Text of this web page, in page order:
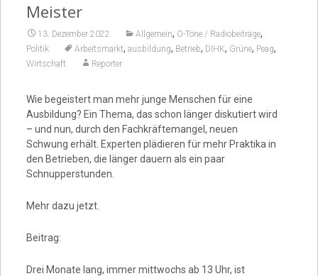
Meister
13. Dezember 2022 Allgemein, O-Töne / Radiobeiträge,
Politik Arbeitsmarkt, ausbildung, Betrieb, DIHK, Grüne, Peag,
Wirtschaft Reporter
Wie begeistert man mehr junge Menschen für eine
Ausbildung? Ein Thema, das schon länger diskutiert wird
– und nun, durch den Fachkräftemangel, neuen
Schwung erhält. Experten plädieren für mehr Praktika in
den Betrieben, die länger dauern als ein paar
Schnupperstunden.
Mehr dazu jetzt.
Beitrag:
Drei Monate lang, immer mittwochs ab 13 Uhr, ist